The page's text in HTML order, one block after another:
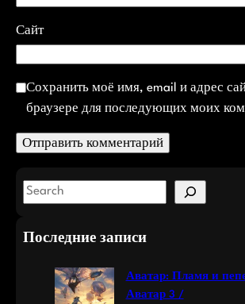
Сайт
Сохранить моё имя, email и адрес
браузере для последующих моих
S
a
Последние записи
Аватар: Пламя и
Аватар 3 /